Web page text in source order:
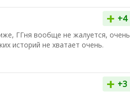
+ +4
ГГня вообще не жалуется, очень
историй не хватает очень.
+ +3